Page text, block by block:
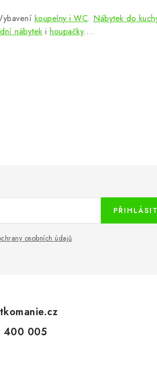
koupelny i WC. Nábytek do
nábytek i houpačky....
osobních údajů
400 005